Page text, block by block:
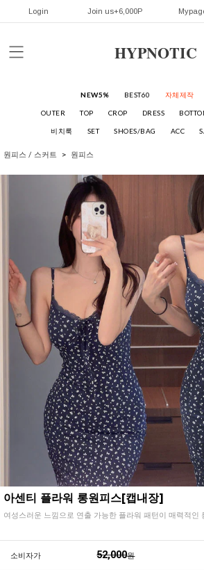
Login Join us+6,000P
HYPNOTIC
NEW5% BEST60 자체제작
OUTER TOP CROP DRESS
비치룩 SET SHOES/BAG ACC
원피스 / 스커트 원피스
아센티 플라워 롱원피스[캡내장]
여성스러운 느낌으로 연출 가능한 플라워 패턴이 매력적인
소비자가 52,000원